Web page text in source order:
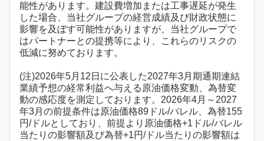
能性があります。建設費増加または工事遅延が発生
した場合、当社グループの経営成績及び財政状態に
影響を及ぼす可能性がありますが、当社グループで
はパートナーとの提携等により、これらのリスクの
低減に努めております。
(注)2026年5月12日に公表した2027年3月期通期連結
業績予想の経常利益へ与える原油価格変動、為替変
動の感応度を測定しております。2026年4月～2027
年3月の前提条件は原油価格89ドル/バレル、為替155
円/ドルとしており、前提より原油価格+1ドル/バレル
当たりの影響額及び為替+1円/ドル当たりの影響額は